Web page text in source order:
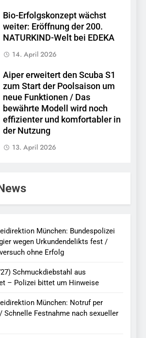
Bio-Erfolgskonzept wächst
weiter: Eröffnung der 200.
NATURKIND-Welt bei EDEKA
14. April 2026
Aiper erweitert den Scuba S1
zum Start der Poolsaison um
neue Funktionen / Das
bewährte Modell wird noch
effizienter und komfortabler in
der Nutzung
13. April 2026
München: Bundespolizei
wegen Urkundendelikts fest /
ohne Erfolg
Schmuckdiebstahl aus
– Polizei bittet um Hinweise
München: Notruf per
Schnelle Festnahme nach sexueller